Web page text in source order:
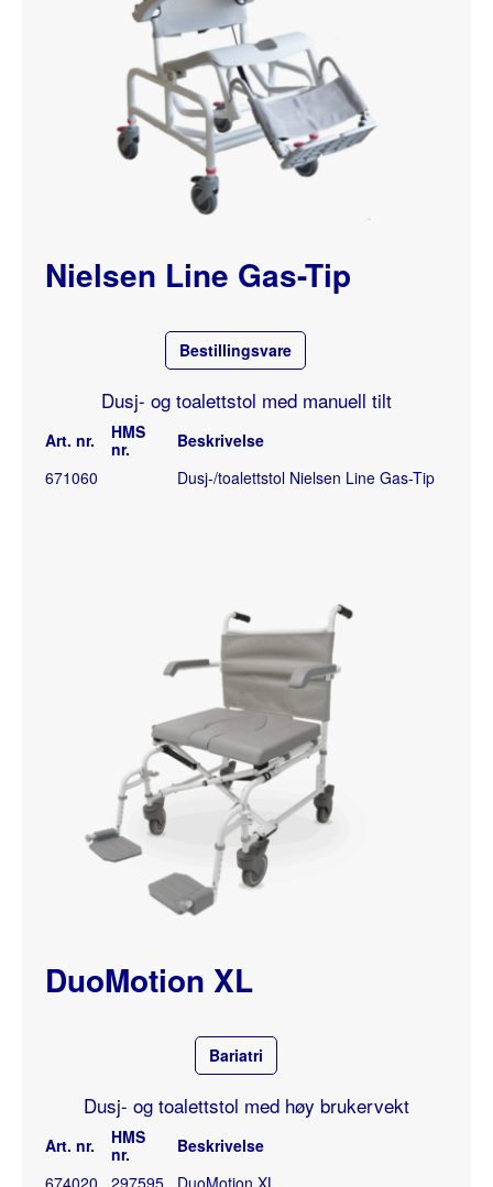
Nielsen Line Gas-Tip
Bestillingsvare
Dusj- og toalettstol med manuell tilt
Art. nr.
HMS
nr.
Beskrivelse
671060
Dusj-/toalettstol Nielsen Line Gas-Tip
DuoMotion XL
Bariatri
Dusj- og toalettstol med høy brukervekt
Art. nr.
HMS
nr.
Beskrivelse
674020
297595 DuoMotion XL